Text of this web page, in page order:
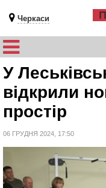
Черкаси
У
відкрили
простір
06 ГРУДНЯ 2024, 17:50